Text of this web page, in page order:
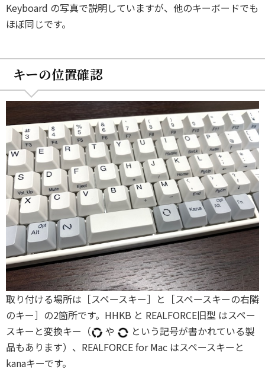
Keyboard の写真で説明していますが、他のキーボードでも
ほぼ同じです。
キーの位置確認
取り付ける場所は［スペースキー］と［スペースキーの右隣
のキー］の2箇所です。HHKB と REALFORCE旧型 はスペー
スキーと変換キー（
や
という記号が書かれている製
品もあります）、REALFORCE for Mac はスペースキーと
kanaキーです。